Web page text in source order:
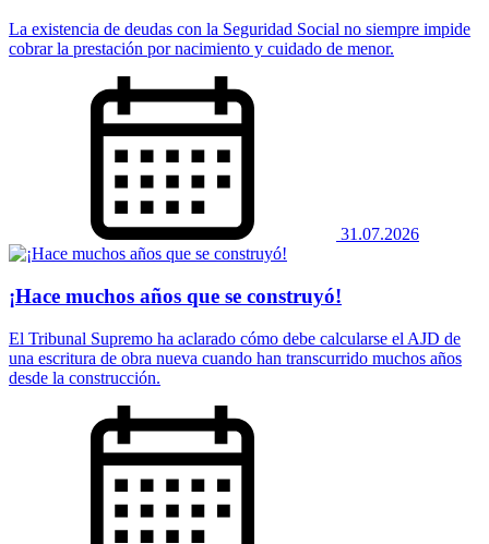
La existencia de deudas con la Seguridad Social no siempre impide
cobrar la prestación por nacimiento y cuidado de menor.
31.07.2026
¡Hace muchos años que se construyó!
El Tribunal Supremo ha aclarado cómo debe calcularse el AJD de
una escritura de obra nueva cuando han transcurrido muchos años
desde la construcción.